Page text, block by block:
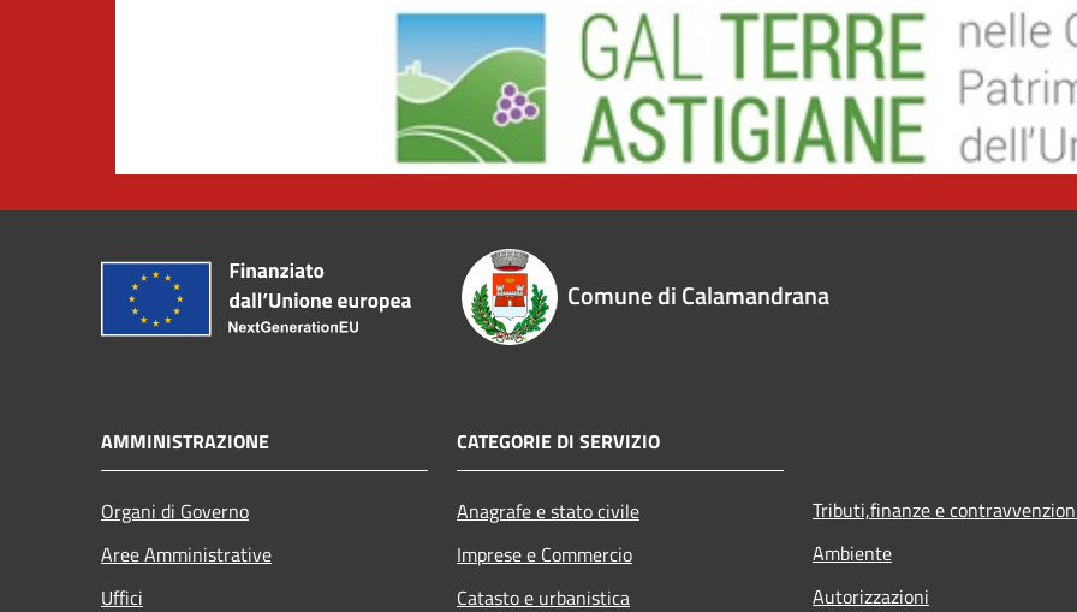
Comune di Calamandrana
AMMINISTRAZIONE
Organi di Governo
Aree Amministrative
Uffici
CATEGORIE DI SERVIZIO
Anagrafe e stato civile
Imprese e Commercio
Catasto e urbanistica
Tributi,finanze e
Ambiente
Autorizzazioni